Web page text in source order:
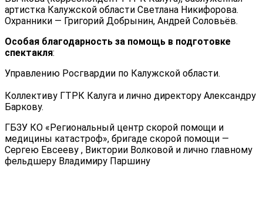
артистка Калужской области Светлана Никифорова.
Охранники — Григорий Добрынин, Андрей Соловьёв.
Особая благодарность за помощь в подготовке
спектакля:
Управлению Росгвардии по Калужской области.
Коллективу ГТРК Калуга и лично директору Александру
Баркову.
ГБЗУ КО «Региональный центр скорой помощи и
медицины катастроф», бригаде скорой помощи —
Сергею Евсееву , Виктории Волковой и лично главному
фельдшеру Владимиру Паршину